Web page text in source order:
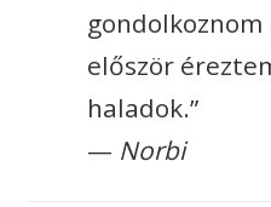
először
haladok.”
— Norbi